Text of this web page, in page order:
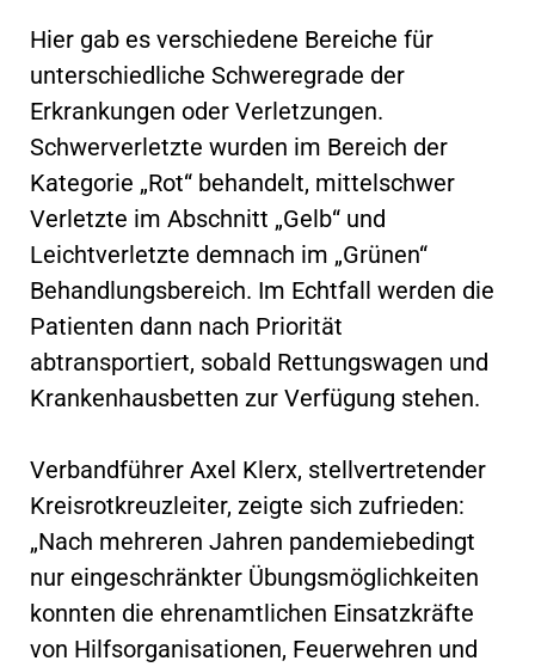
Hier gab es verschiedene Bereiche für
unterschiedliche Schweregrade der
Erkrankungen oder Verletzungen.
Schwerverletzte wurden im Bereich der
Kategorie „Rot“ behandelt, mittelschwer
Verletzte im Abschnitt „Gelb“ und
Leichtverletzte demnach im „Grünen“
Behandlungsbereich. Im Echtfall werden die
Patienten dann nach Priorität
abtransportiert, sobald Rettungswagen und
Krankenhausbetten zur Verfügung stehen.
Verbandführer Axel Klerx, stellvertretender
Kreisrotkreuzleiter, zeigte sich zufrieden:
„Nach mehreren Jahren pandemiebedingt
nur eingeschränkter Übungsmöglichkeiten
konnten die ehrenamtlichen Einsatzkräfte
von Hilfsorganisationen, Feuerwehren und